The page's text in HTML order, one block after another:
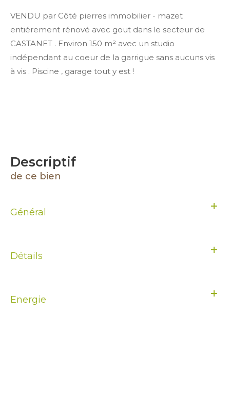
VENDU par Côté pierres immobilier - mazet
entiérement rénové avec gout dans le secteur de
CASTANET . Environ 150 m² avec un studio
indépendant au coeur de la garrigue sans aucuns vis
à vis . Piscine , garage tout y est !
descriptif
de ce bien
Général
Détails
Energie